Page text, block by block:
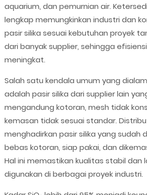
aquarium, dan pemurnian air.
lengkap memungkinkan industri dan
pasir silika sesuai kebutuhan proyek
dari banyak supplier, sehingga
meningkat.
Salah satu kendala umum yang
adalah pasir silika dari supplier lain
mengandung kotoran, mesh tidak
kemasan tidak sesuai standar.
menghadirkan pasir silika yang sudah
bebas kotoran, siap pakai, dan
Hal ini memastikan kualitas stabil dan
digunakan di berbagai proyek industri.